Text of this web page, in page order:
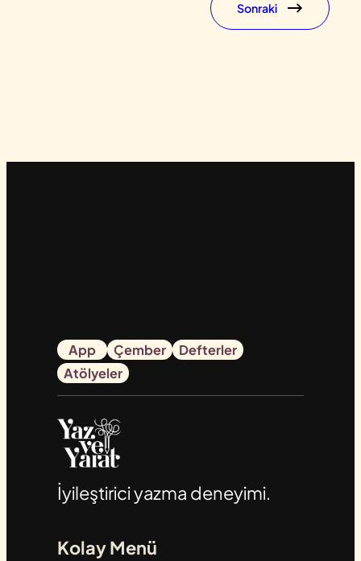
Sonraki
App Çember
Defterler
Atölyeler
İyileştirici yazma deneyimi.
Kolay Menü